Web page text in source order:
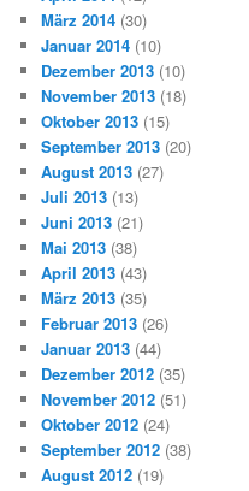
März 2014 (30)
Januar 2014 (10)
Dezember 2013 (10)
November 2013 (18)
Oktober 2013 (15)
September 2013 (20)
August 2013 (27)
Juli 2013 (13)
Juni 2013 (21)
Mai 2013 (38)
April 2013 (43)
März 2013 (35)
Februar 2013 (26)
Januar 2013 (44)
Dezember 2012 (35)
November 2012 (51)
Oktober 2012 (24)
September 2012 (38)
August 2012 (19)